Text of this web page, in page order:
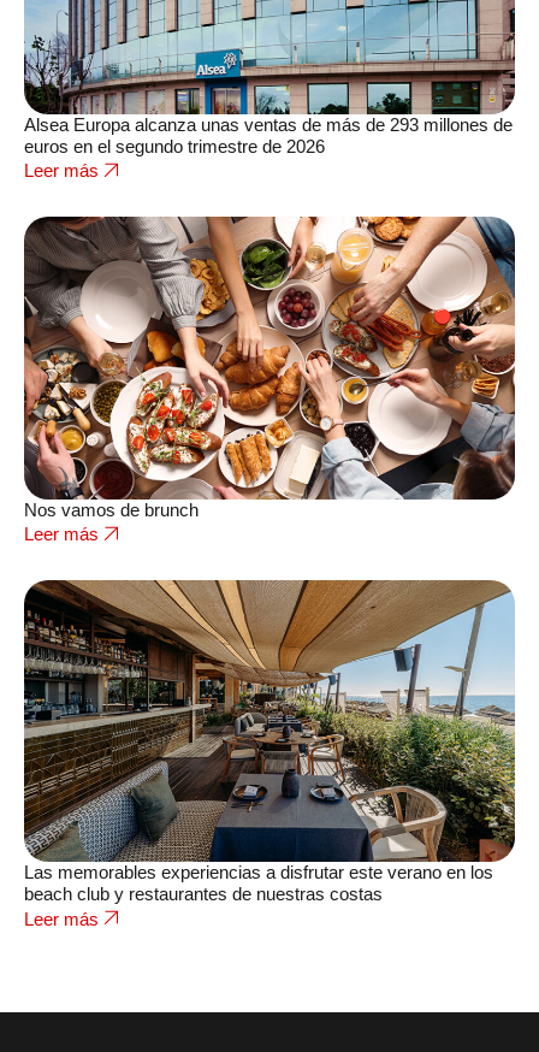
Alsea Europa alcanza unas ventas de más de 293 millones de
euros en el segundo trimestre de 2026
Leer más
Nos vamos de brunch
Leer más
Las memorables experiencias a disfrutar este verano en los
beach club y restaurantes de nuestras costas
Leer más